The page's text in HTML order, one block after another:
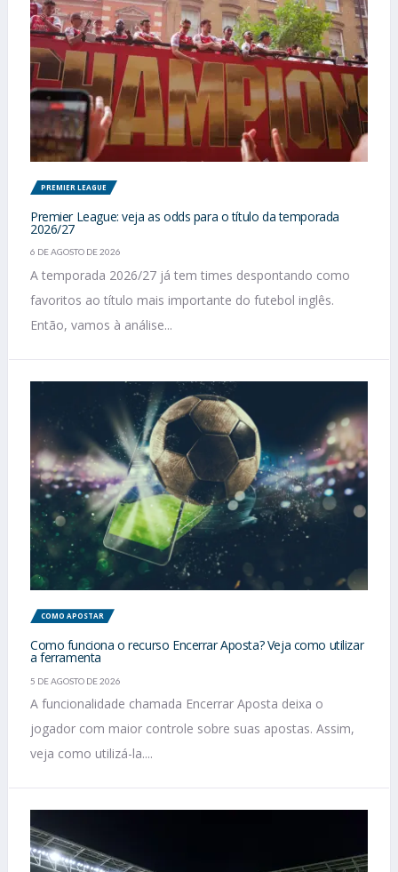
PREMIER LEAGUE
Premier League: veja as odds para o título da temporada
2026/27
6 DE AGOSTO DE 2026
A temporada 2026/27 já tem times despontando como
favoritos ao título mais importante do futebol inglês.
Então, vamos à análise...
COMO APOSTAR
Como funciona o recurso Encerrar Aposta? Veja como utilizar
a ferramenta
5 DE AGOSTO DE 2026
A funcionalidade chamada Encerrar Aposta deixa o
jogador com maior controle sobre suas apostas. Assim,
veja como utilizá-la....